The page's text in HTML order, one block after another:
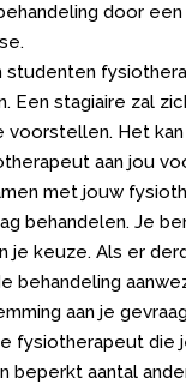
door
studenten
Een stagiaire zal
voorstellen. Het
aan jou
met jouw
behandelen. Je
je keuze. Als er
behandeling
aan je
fysiotherapeut die
beperkt aantal